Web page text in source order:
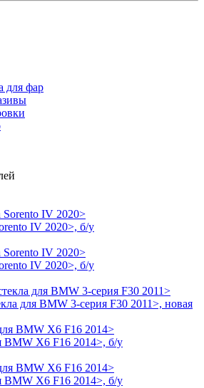
для фар
IV 2020>, б/у
IV 2020>, б/у
для BMW 3-серия F30 2011>, новая
BMW X6 F16 2014>, б/у
BMW X6 F16 2014>, б/у